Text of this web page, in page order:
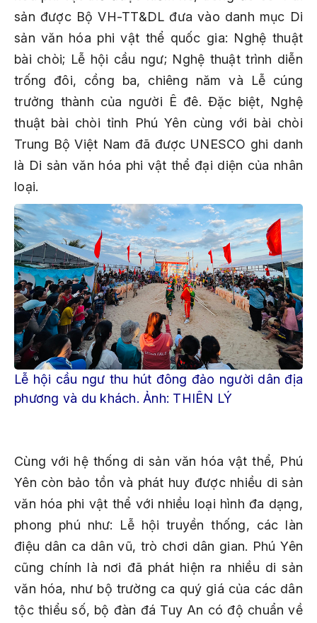
sản được Bộ VH-TT&DL đưa vào danh mục Di
sản văn hóa phi vật thể quốc gia: Nghệ thuật
bài chòi; Lễ hội cầu ngư; Nghệ thuật trình diễn
trống đôi, cồng ba, chiêng năm và Lễ cúng
trưởng thành của người Ê đê. Đặc biệt, Nghệ
thuật bài chòi tỉnh Phú Yên cùng với bài chòi
Trung Bộ Việt Nam đã được UNESCO ghi danh
là Di sản văn hóa phi vật thể đại diện của nhân
loại.
Lễ hội cầu ngư thu hút đông đảo người dân địa
phương và du khách. Ảnh: THIÊN LÝ
Cùng với hệ thống di sản văn hóa vật thể, Phú
Yên còn bảo tồn và phát huy được nhiều di sản
văn hóa phi vật thể với nhiều loại hình đa dạng,
phong phú như: Lễ hội truyền thống, các làn
điệu dân ca dân vũ, trò chơi dân gian. Phú Yên
cũng chính là nơi đã phát hiện ra nhiều di sản
văn hóa, như bộ trường ca quý giá của các dân
tộc thiểu số, bộ đàn đá Tuy An có độ chuẩn về